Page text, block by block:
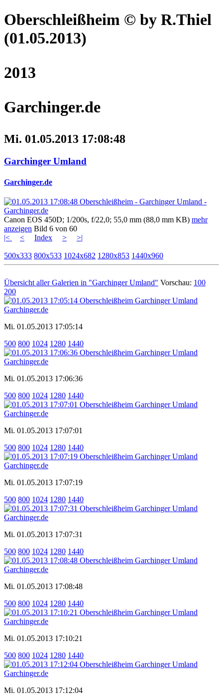
Oberschleißheim © by R.Thiel
(01.05.2013)
2013
Garchinger.de
Mi. 01.05.2013 17:08:48
Garchinger Umland
Garchinger.de
Canon EOS 450D; 1/200s, f/22,0; 55,0 mm (88,0 mm KB) mehr
anzeigen Bild 6 von 60
|<
< Index > >|
500x333 800x533 1024x682 1280x853 1440x960
Übersicht aller Galerien in "Garchinger Umland" Vorschau: 100
200
Mi. 01.05.2013 17:05:14
500 800 1024 1280 1440
Mi. 01.05.2013 17:06:36
500 800 1024 1280 1440
Mi. 01.05.2013 17:07:01
500 800 1024 1280 1440
Mi. 01.05.2013 17:07:19
500 800 1024 1280 1440
Mi. 01.05.2013 17:07:31
500 800 1024 1280 1440
Mi. 01.05.2013 17:08:48
500 800 1024 1280 1440
Mi. 01.05.2013 17:10:21
500 800 1024 1280 1440
Mi. 01.05.2013 17:12:04